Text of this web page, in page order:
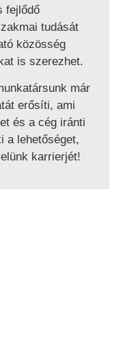
fejlődő
tudását
közösség
is szerezhet.
már
erősíti, ami
és a cég iránti
a lehetőséget,
karrierjét!